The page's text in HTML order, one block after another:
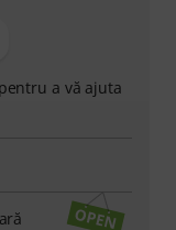
a vă ajuta